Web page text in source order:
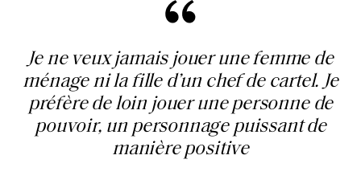
Je ne veux jamais jouer une femme de
ménage ni la fille d’un chef de cartel. Je
préfère de loin jouer une personne de
pouvoir, un personnage puissant de
manière positive